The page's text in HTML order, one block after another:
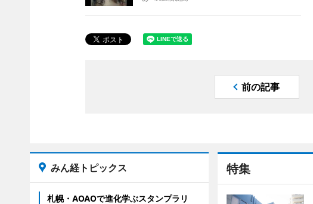
前の記事
特集
みん経トピックス
札幌・AOAOで進化学ぶスタンプラリ